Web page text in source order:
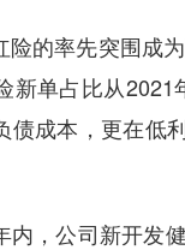
的率先突围成
单占比从2021
成本，更在低
，公司新开发